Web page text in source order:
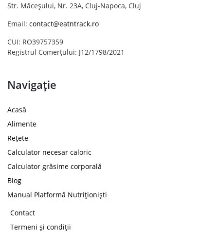
Str. Măceșului, Nr. 23A, Cluj-Napoca, Cluj
Email: contact@eatntrack.ro
CUI: RO39757359
Registrul Comerțului: J12/1798/2021
Navigație
Acasă
Alimente
Rețete
Calculator necesar caloric
Calculator grăsime corporală
Blog
Manual Platformă Nutriționiști
Contact
Termeni și condiții